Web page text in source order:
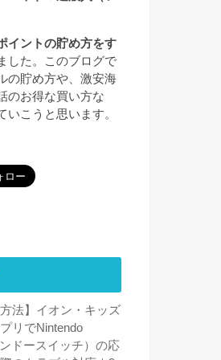
イントの貯め方をす
した。このブログで
の貯め方や、激安海
のお得な買い方な
こうと思います。
法】イオン・キッズ
リでNintendo
ドースイッチ）の応